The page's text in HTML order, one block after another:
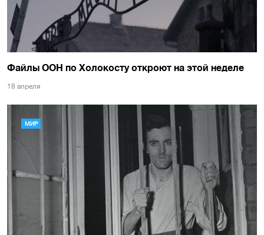
Файлы ООН по Холокосту откроют на этой неделе
18 апреля
МИР